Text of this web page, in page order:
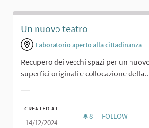
Un nuovo teatro
Laboratorio aperto alla cittadinanza
Recupero dei vecchi spazi per un
superfici originali e collocazione della...
CREATED AT
14/12/2024
8 8 FOLLOWERS
FOLLOW